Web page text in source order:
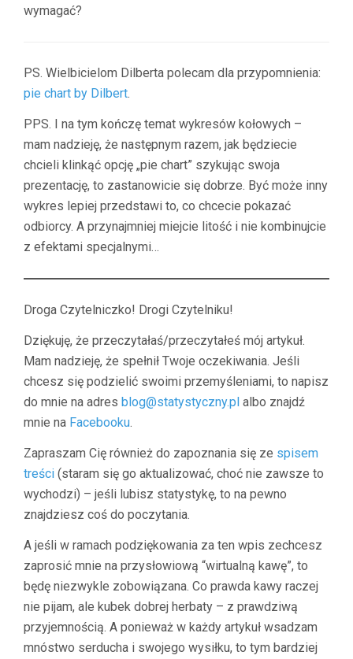
wymagać?
PS. Wielbicielom Dilberta polecam dla przypomnienia:
pie chart by Dilbert.
PPS. I na tym kończę temat wykresów kołowych –
mam nadzieję, że następnym razem, jak będziecie
chcieli klinkąć opcję „pie chart” szykując swoja
prezentację, to zastanowicie się dobrze. Być może inny
wykres lepiej przedstawi to, co chcecie pokazać
odbiorcy. A przynajmniej miejcie litość i nie kombinujcie
z efektami specjalnymi…
Droga Czytelniczko! Drogi Czytelniku!
Dziękuję, że przeczytałaś/przeczytałeś mój artykuł.
Mam nadzieję, że spełnił Twoje oczekiwania. Jeśli
chcesz się podzielić swoimi przemyśleniami, to napisz
do mnie na adres blog@statystyczny.pl albo znajdź
mnie na Facebooku.
Zapraszam Cię również do zapoznania się ze spisem
treści (staram się go aktualizować, choć nie zawsze to
wychodzi) – jeśli lubisz statystykę, to na pewno
znajdziesz coś do poczytania.
A jeśli w ramach podziękowania za ten wpis zechcesz
zaprosić mnie na przysłowiową “wirtualną kawę”, to
będę niezwykle zobowiązana. Co prawda kawy raczej
nie pijam, ale kubek dobrej herbaty – z prawdziwą
przyjemnością. A ponieważ w każdy artykuł wsadzam
mnóstwo serducha i swojego wysiłku, to tym bardziej